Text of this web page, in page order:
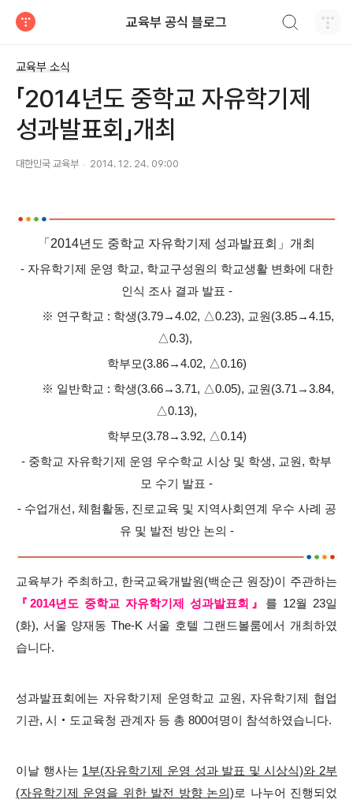
교육부 공식 블로그
교육부 소식
「2014년도 중학교 자유학기제
성과발표회」개최
대한민국 교육부 2014. 12. 24. 09:00
「2014년도 중학교 자유학기제 성과발표회」개최
- 자유학기제 운영 학교, 학교구성원의 학교생활 변화에 대한
인식 조사 결과 발표 -
※ 연구학교 : 학생(3.79→4.02, △0.23), 교원(3.85→4.15,
△0.3),
학부모(3.86→4.02, △0.16)
※ 일반학교 : 학생(3.66→3.71, △0.05), 교원(3.71→3.84,
△0.13),
학부모(3.78→3.92, △0.14)
- 중학교 자유학기제 운영 우수학교 시상 및 학생, 교원, 학부
모 수기 발표 -
- 수업개선, 체험활동, 진로교육 및 지역사회연계 우수 사례 공
유 및 발전 방안 논의 -
교육부가 주최하고, 한국교육개발원(백순근 원장)이 주관하는
『2014년도 중학교 자유학기제 성과발표회 』 를 12월 23일
(화), 서울 양재동 The-K 서울 호텔 그랜드볼룸에서 개최하였
습니다.
성과발표회에는 자유학기제 운영학교 교원, 자유학기제 협업
기관, 시‧도교육청 관계자 등 총 800여명이 참석하였습니다.
이날 행사는 1부(자유학기제 운영 성과 발표 및 시상식)와 2부
(자유학기제 운영을 위한 발전 방향 논의)로 나누어 진행되었